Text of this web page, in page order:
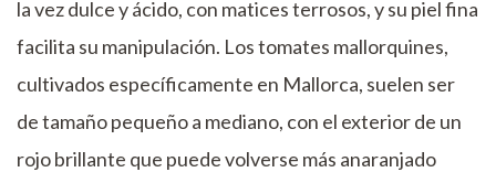
la vez dulce y ácido, con matices terrosos, y su piel fina
facilita su manipulación. Los tomates mallorquines,
cultivados específicamente en Mallorca, suelen ser
de tamaño pequeño a mediano, con el exterior de un
rojo brillante que puede volverse más anaranjado